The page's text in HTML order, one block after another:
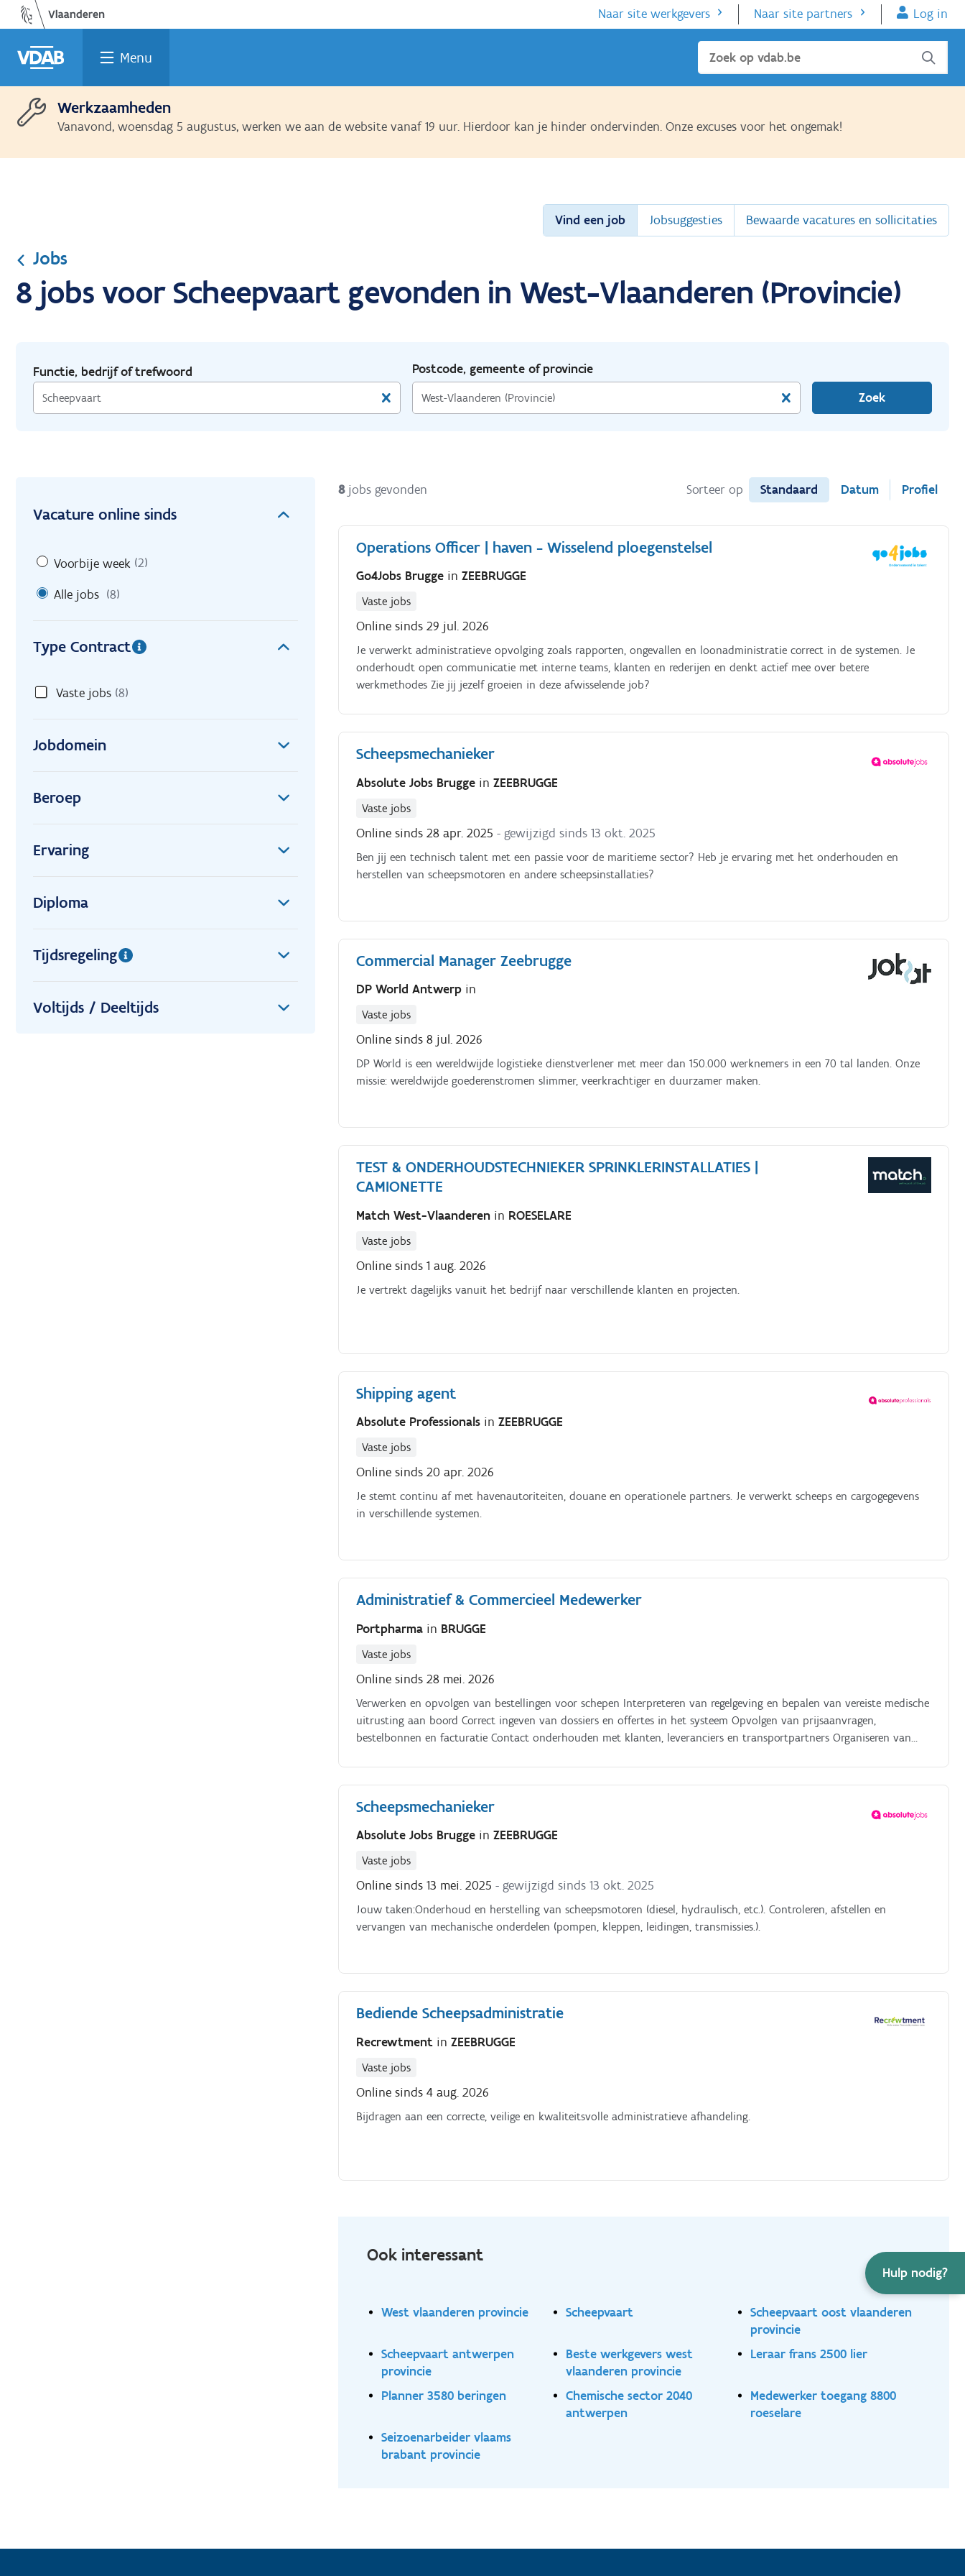
Ga
naar
de
inhoud
Vind
een
job
Vind
een
opleiding
Welke
job
past
bij
Terug
naar
home
Naar site werkgevers Naar site partners Log in
Menu Sluiten
Werkzaamheden
Vanavond, woensdag 5 augustus, werken we aan de website vanaf 19 uur. Hierdoor kan je hinder ondervinden. Onze excuses voor het ongemak!
Hulp nodig?
Vind een job Jobsuggesties Bewaarde vacatures en sollicitaties
Jobs
8 jobs voor Scheepvaart gevonden in West-Vlaanderen (Provincie)
Functie, bedrijf of trefwoord
Postcode, gemeente of provincie
Zoek
Vacature online sinds
Voorbije week (2)
Alle jobs (8)
Type Contract
Vaste jobs (8)
Jobdomein
Beroep
Ervaring
Diploma
Tijdsregeling
Voltijds / Deeltijds
8 jobs gevonden Sorteer op Standaard Datum Profiel
Operations Officer | haven - Wisselend ploegenstelsel
Go4Jobs Brugge inZEEBRUGGE
Vaste jobs
Online sinds 29 jul. 2026
Je verwerkt administratieve opvolging zoals rapporten, ongevallen en loonadministratie correct in de systemen. Je
onderhoudt open communicatie met interne teams, klanten en rederijen en denkt actief mee over betere
werkmethodes Zie jij jezelf groeien in deze afwisselende job?
Scheepsmechanieker
Absolute Jobs Brugge inZEEBRUGGE
Vaste jobs
Online sinds 28 apr. 2025 - gewijzigd sinds 13 okt. 2025
Ben jij een technisch talent met een passie voor de maritieme sector? Heb je ervaring met het onderhouden en
herstellen van scheepsmotoren en andere scheepsinstallaties?
Commercial Manager Zeebrugge
DP World Antwerp in
Vaste jobs
Online sinds 8 jul. 2026
DP World is een wereldwijde logistieke dienstverlener met meer dan 150.000 werknemers in een 70 tal landen. Onze
missie: wereldwijde goederenstromen slimmer, veerkrachtiger en duurzamer maken.
TEST & ONDERHOUDSTECHNIEKER SPRINKLERINSTALLATIES |
CAMIONETTE
Match West-Vlaanderen in ROESELARE
Vaste jobs
Online sinds 1 aug. 2026
Je vertrekt dagelijks vanuit het bedrijf naar verschillende klanten en projecten.
Shipping agent
Absolute Professionals inZEEBRUGGE
Vaste jobs
Online sinds 20 apr. 2026
Je stemt continu af met havenautoriteiten, douane en operationele partners. Je verwerkt scheeps en cargogegevens
in verschillende systemen.
Administratief & Commercieel Medewerker
Portpharma in BRUGGE
Vaste jobs
Online sinds 28 mei. 2026
Verwerken en opvolgen van bestellingen voor schepen Interpreteren van regelgeving en bepalen van vereiste medische
uitrusting aan boord Correct ingeven van dossiers en offertes in het systeem Opvolgen van prijsaanvragen,
bestelbonnen en facturatie Contact onderhouden met klanten, leveranciers en transportpartners Organiseren van
over optimalisatie en digitalisering van processen.
Scheepsmechanieker
Absolute Jobs Brugge inZEEBRUGGE
Vaste jobs
Online sinds 13 mei. 2025 - gewijzigd sinds 13 okt. 2025
Jouw taken:Onderhoud en herstelling van scheepsmotoren (diesel, hydraulisch, etc.). Controleren, afstellen en
vervangen van mechanische onderdelen (pompen, kleppen, leidingen, transmissies.).
Bediende Scheepsadministratie
Recrewtment inZEEBRUGGE
Vaste jobs
Online sinds 4 aug. 2026
Bijdragen aan een correcte, veilige en kwaliteitsvolle administratieve afhandeling.
Ook interessant
West vlaanderen provincie Scheepvaart
Scheepvaart oost vlaanderen
provincie
Scheepvaart antwerpen
provincie
Beste werkgevers west
vlaanderen provincie
Leraar frans 2500 lier
Planner 3580 beringen
Chemische sector 2040
antwerpen
Medewerker toegang 8800
roeselare
Seizoenarbeider vlaams
brabant provincie